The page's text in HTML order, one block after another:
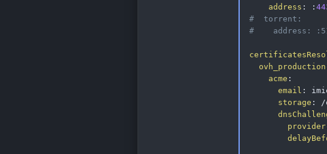
address : :
#  torrent:
#    address:
ovh_production
acme :
email :
storage :
/
provider